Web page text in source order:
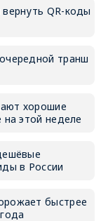
QR-коды
транш
хорошие
этой неделе
в России
быстрее